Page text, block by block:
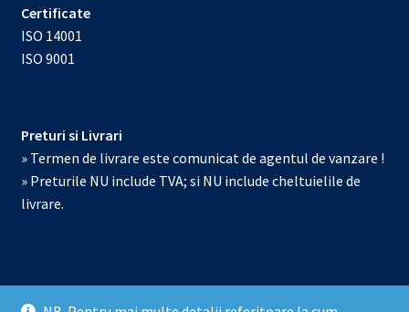
Certificate
ISO 14001
ISO 9001
Preturi si Livrari
» Termen de livrare este comunicat de agentul de vanzare !
» Preturile NU include TVA; si NU include cheltuielile de
livrare.